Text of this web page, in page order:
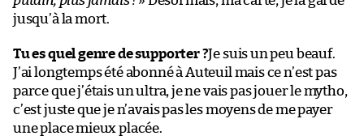
jusqu’à la mort.
Tu es quel genre de supporter ?Je suis un peu beauf.
J’ai longtemps été abonné à Auteuil mais ce n’est pas
parce que j’étais un ultra, je ne vais pas jouer le mytho,
c’est juste que je n’avais pas les moyens de me payer
une place mieux placée.